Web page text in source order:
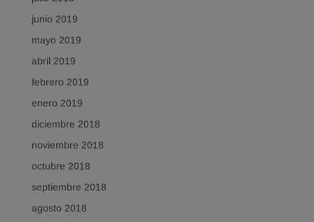
junio 2019
mayo 2019
abril 2019
febrero 2019
enero 2019
diciembre 2018
noviembre 2018
octubre 2018
septiembre 2018
agosto 2018